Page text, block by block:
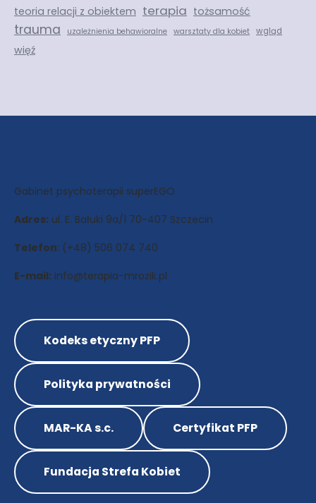
teoria relacji z obiektem terapia tożsamość
trauma uzależnienia behawioralne warsztaty dla kobiet wgląd
więź
Gabinet psychoterapii superEGO
Adres: ul. E. Bałuki 9a/1 70-407 Szczecin
Telefon: (+48) 506 074 740
E-mail: info@terapia-mrozik.pl
Kodeks etyczny PFP
Polityka prywatności
MAR-KA s.c. Certyfikat PFP
Fundacja Strefa Kobiet